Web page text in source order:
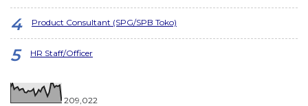
Product Consultant (SPG/SPB Toko)
HR Staff/Officer
209,022